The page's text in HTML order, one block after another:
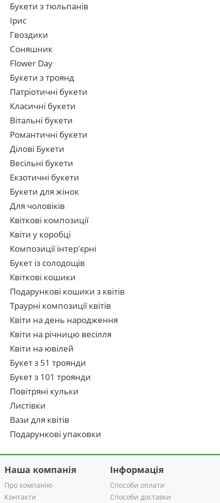
Букети з тюльпанів
Ірис
Гвоздики
Соняшник
Flower Day
Букети з троянд
Патріотичні букети
Класичні букети
Вітальні букети
Романтичні букети
Ділові Букети
Весільні букети
Екзотичні букети
Букети для жінок
Для чоловіків
Квіткові композиції
Квіти у коробці
Композиції інтер'єрні
Букет із солодощів
Квіткові кошики
Подарункові кошики з квітів
Траурні композиції квітів
Квіти на день народження
Квіти на річницю весілля
Квіти на ювілей
Букет з 51 троянди
Букет з 101 троянди
Повітряні кульки
Листівки
Вази для квітів
Подарункові упаковки
Наша компанія
Про компанію
Контакти
Інформація
Способи оплати
Способи доставки